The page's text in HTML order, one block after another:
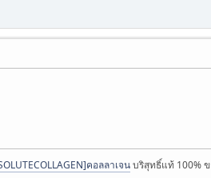
คอลลาเจนบริสุทธิ์แท้ 100%